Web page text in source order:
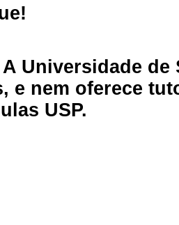
A Universidade
e nem oferece
USP.